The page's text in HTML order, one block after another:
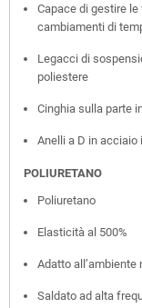
Capace di gestire le
cambiamenti di
Legacci di
poliestere
Cinghia sulla parte
Anelli a D in acciaio
POLIURETANO
Poliuretano
Elasticità al 500%
Adatto all’ambiente
Saldato ad alta